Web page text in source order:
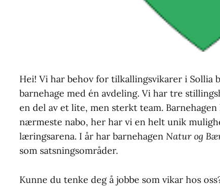
Hei! Vi har behov for tilkallingsvikarer i Sollia
barnehage med én avdeling. Vi har tre
en del av et lite, men sterkt team.
nærmeste nabo, her har vi en helt unik
læringsarena. I år har barnehagen Natur og
som satsningsområder.
Kunne du tenke deg å jobbe som vikar hos